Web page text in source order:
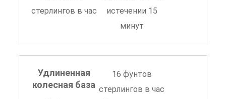
стерлингов в час
истечении 15
минут
Удлиненная
колесная база
16 фунтов
стерлингов в час